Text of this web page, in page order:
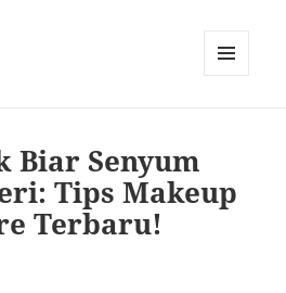
Biar Senyum
Tips Makeup
Terbaru!